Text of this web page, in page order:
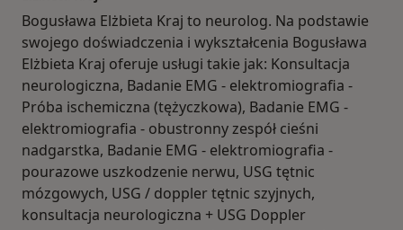
Bogusława Elżbieta Kraj to neurolog. Na podstawie
swojego doświadczenia i wykształcenia Bogusława
Elżbieta Kraj oferuje usługi takie jak: Konsultacja
neurologiczna, Badanie EMG - elektromiografia -
Próba ischemiczna (tężyczkowa), Badanie EMG -
elektromiografia - obustronny zespół cieśni
nadgarstka, Badanie EMG - elektromiografia -
pourazowe uszkodzenie nerwu, USG tętnic
mózgowych, USG / doppler tętnic szyjnych,
konsultacja neurologiczna + USG Doppler